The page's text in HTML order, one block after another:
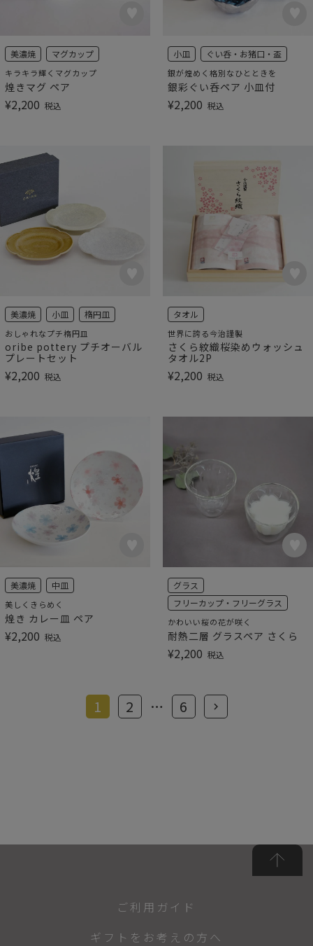
美濃焼 マグカップ
キラキラ輝くマグカップ
煌きマグ ペア
¥2,200 税込
小皿 ぐい呑・お猪口・盃
銀が煌めく格別なひとときを
銀彩ぐい呑ペア 小皿付
¥2,200 税込
美濃焼 小皿 楕円皿
おしゃれなプチ楕円皿
oribe pottery プチオーバル
プレートセット
¥2,200 税込
タオル
世界に誇る今治謹製
さくら紋織桜染めウォッシュ
タオル2P
¥2,200 税込
美濃焼 中皿
美しくきらめく
煌き カレー皿 ペア
¥2,200 税込
グラス
フリーカップ・フリーグラス
かわいい桜の花が咲く
耐熱二層 グラスペア さくら
¥2,200 税込
1 2 … 6
ご利用ガイド
ギフトをお考えの方へ